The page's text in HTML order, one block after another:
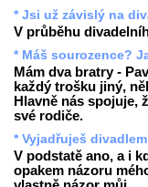
* Jsi už závislý na
V průběhu
* Máš sourozence?
Mám dva bratry -
každý trošku jiný,
Hlavně nás spojuje,
své rodiče.
* Vyjadřuješ
V podstatě ano, a i
opakem názoru